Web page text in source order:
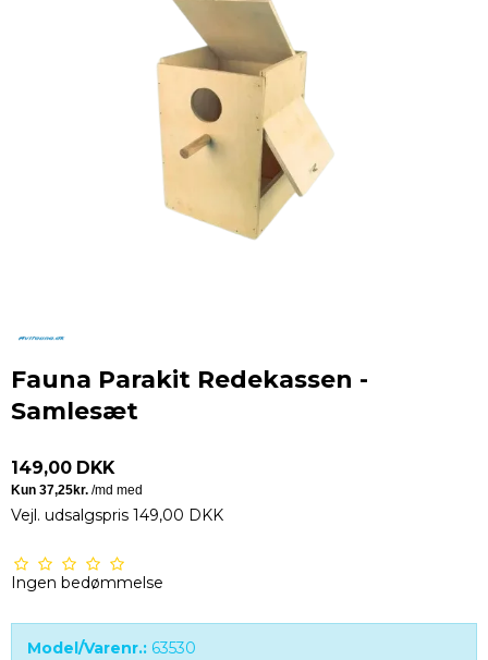
Fauna Parakit Redekassen -
Samlesæt
149,00 DKK
Vejl. udsalgspris 149,00 DKK
Ingen bedømmelse
Model/Varenr.: 63530